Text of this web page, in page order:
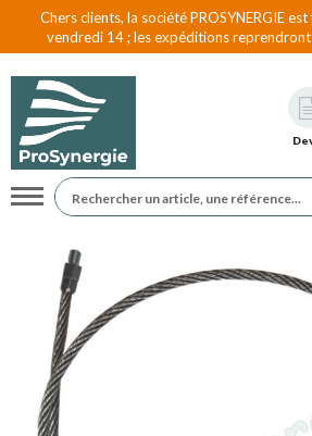
Chers clients, la société PROSYNERGIE
vendredi 14 ; les expéditions
Navigation